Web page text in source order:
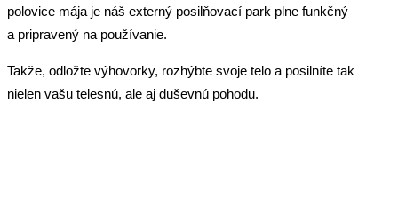
polovice mája je náš externý posilňovací park plne funkčný
a pripravený na používanie.
Takže, odložte výhovorky, rozhýbte svoje telo a posilníte tak
nielen vašu telesnú, ale aj duševnú pohodu.